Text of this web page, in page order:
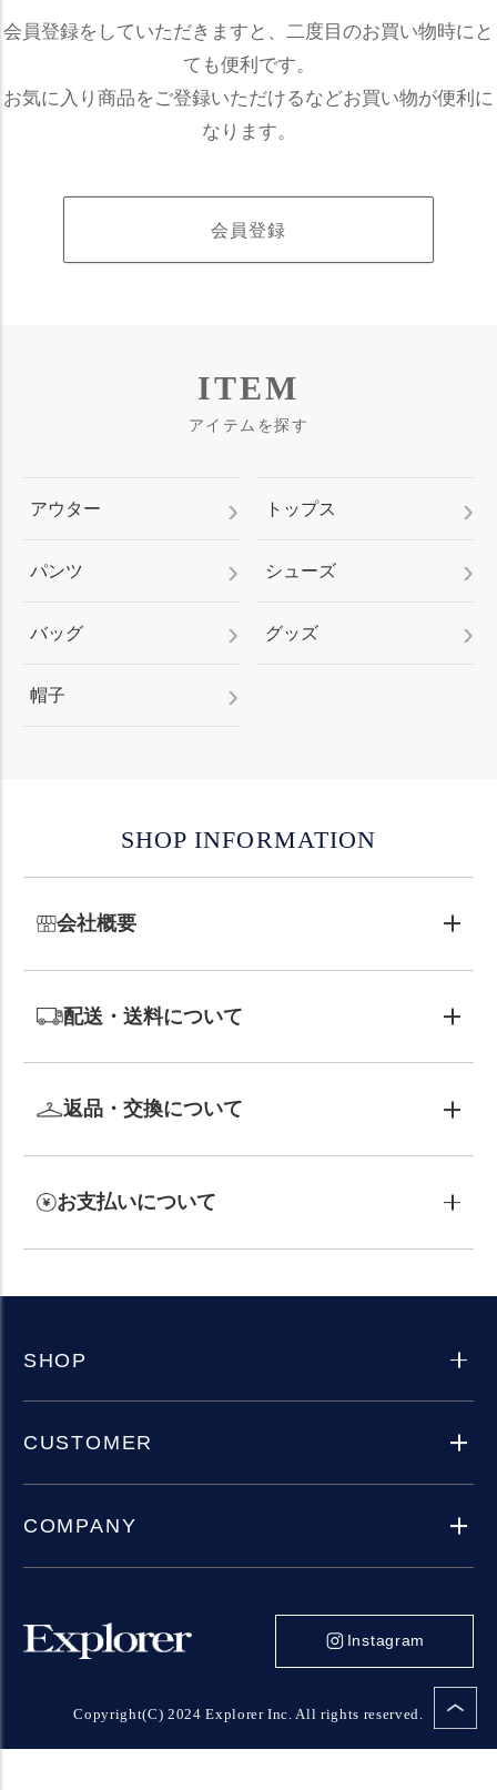
会員登録をしていただきますと、二度目のお買い物時にと
ても便利です。
お気に入り商品をご登録いただけるなどお買い物が便利に
なります。
会員登録
ITEM
アイテムを探す
アウター トップス
パンツ シューズ
バッグ グッズ
帽子
SHOP INFORMATION
会社概要
配送・送料について
返品・交換について
お支払いについて
SHOP
CUSTOMER
COMPANY
Instagram
Copyright(C) 2024 Explorer Inc. All rights reserved.